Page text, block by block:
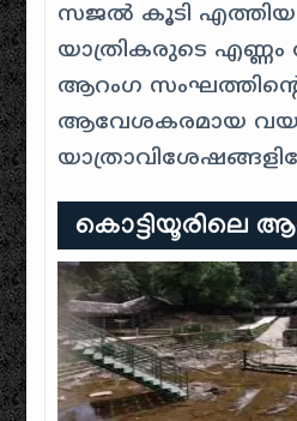
സജൽ കൂടി
യാത്രികരുടെ
ആറംഗ
ആവേശകരമായ
കൊട്ടിയൂരിലെ